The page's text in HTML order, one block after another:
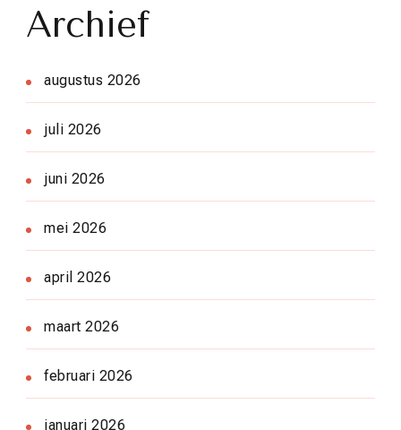
Archief
augustus 2026
juli 2026
juni 2026
mei 2026
april 2026
maart 2026
februari 2026
januari 2026